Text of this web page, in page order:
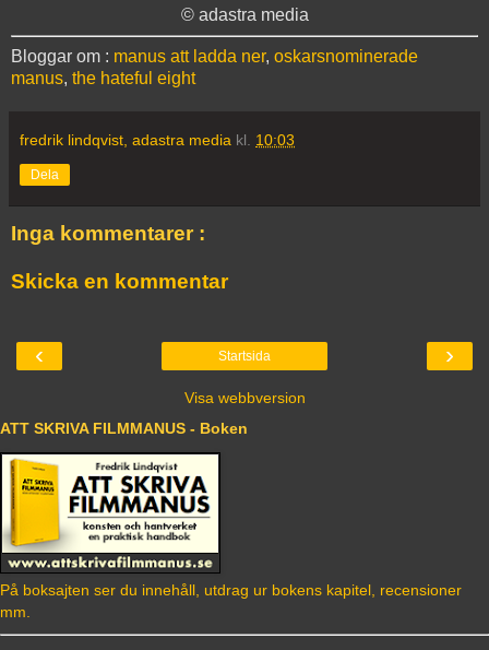
© adastra media
Bloggar om : manus att ladda ner, oskarsnominerade
manus, the hateful eight
fredrik lindqvist, adastra media kl. 10:03
Dela
Inga kommentarer :
Skicka en kommentar
‹ ›
Startsida
Visa webbversion
ATT SKRIVA FILMMANUS - Boken
På boksajten ser du innehåll, utdrag ur bokens kapitel, recensioner
mm.